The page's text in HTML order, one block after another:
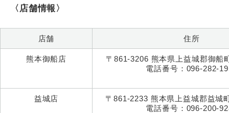
〈店舗情報〉
店舗 住所
熊本御船店
〒861-3206 熊本県上益城郡御船
電話番号：096-282-
益城店
〒861-2233 熊本県上益城郡益城
電話番号：096-200-